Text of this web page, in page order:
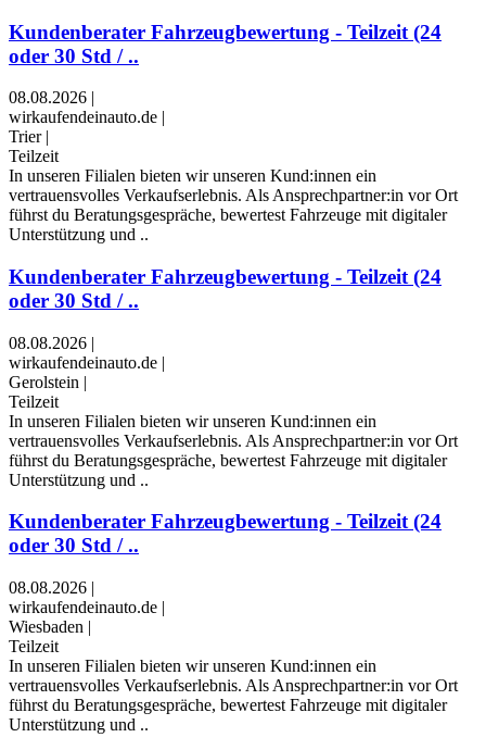
Kundenberater Fahrzeugbewertung - Teilzeit (24
oder 30 Std / ..
08.08.2026 |
wirkaufendeinauto.de |
Trier |
Teilzeit
In unseren Filialen bieten wir unseren Kund:innen ein
vertrauensvolles Verkaufserlebnis. Als Ansprechpartner:in vor Ort
führst du Beratungsgespräche, bewertest Fahrzeuge mit digitaler
Unterstützung und ..
Kundenberater Fahrzeugbewertung - Teilzeit (24
oder 30 Std / ..
08.08.2026 |
wirkaufendeinauto.de |
Gerolstein |
Teilzeit
In unseren Filialen bieten wir unseren Kund:innen ein
vertrauensvolles Verkaufserlebnis. Als Ansprechpartner:in vor Ort
führst du Beratungsgespräche, bewertest Fahrzeuge mit digitaler
Unterstützung und ..
Kundenberater Fahrzeugbewertung - Teilzeit (24
oder 30 Std / ..
08.08.2026 |
wirkaufendeinauto.de |
Wiesbaden |
Teilzeit
In unseren Filialen bieten wir unseren Kund:innen ein
vertrauensvolles Verkaufserlebnis. Als Ansprechpartner:in vor Ort
führst du Beratungsgespräche, bewertest Fahrzeuge mit digitaler
Unterstützung und ..